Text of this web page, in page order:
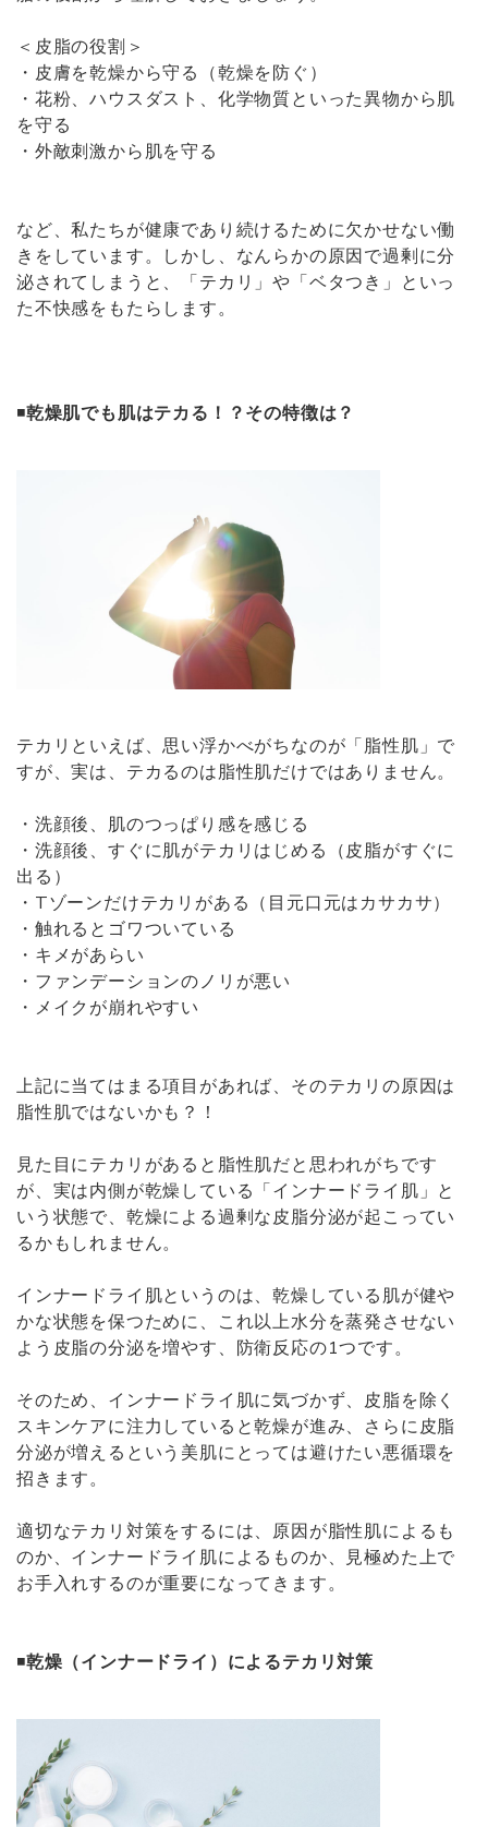
＜皮脂の役割＞
・皮膚を乾燥から守る（乾燥を防ぐ）
・花粉、ハウスダスト、化学物質といった異物から肌
を守る
・外敵刺激から肌を守る
など、私たちが健康であり続けるために欠かせない働
きをしています。しかし、なんらかの原因で過剰に分
泌されてしまうと、「テカリ」や「ベタつき」といっ
た不快感をもたらします。
◾️乾燥肌でも肌はテカる！？その特徴は？
テカリといえば、思い浮かべがちなのが「脂性肌」で
すが、実は、テカるのは脂性肌だけではありません。
・洗顔後、肌のつっぱり感を感じる
・洗顔後、すぐに肌がテカリはじめる（皮脂がすぐに
出る）
・Tゾーンだけテカリがある（目元口元はカサカサ）
・触れるとゴワついている
・キメがあらい
・ファンデーションのノリが悪い
・メイクが崩れやすい
上記に当てはまる項目があれば、そのテカリの原因は
脂性肌ではないかも？！
見た目にテカリがあると脂性肌だと思われがちです
が、実は内側が乾燥している「インナードライ肌」と
いう状態で、乾燥による過剰な皮脂分泌が起こってい
るかもしれません。
インナードライ肌というのは、乾燥している肌が健や
かな状態を保つために、これ以上水分を蒸発させない
よう皮脂の分泌を増やす、防衛反応の1つです。
そのため、インナードライ肌に気づかず、皮脂を除く
スキンケアに注力していると乾燥が進み、さらに皮脂
分泌が増えるという美肌にとっては避けたい悪循環を
招きます。
適切なテカリ対策をするには、原因が脂性肌によるも
のか、インナードライ肌によるものか、見極めた上で
お手入れするのが重要になってきます。
◾乾燥（インナードライ）によるテカリ対策